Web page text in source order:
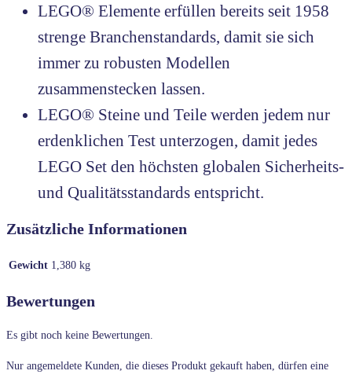
LEGO® Elemente erfüllen bereits seit 1958
strenge Branchenstandards, damit sie sich
immer zu robusten Modellen
zusammenstecken lassen.
LEGO® Steine und Teile werden jedem nur
erdenklichen Test unterzogen, damit jedes
LEGO Set den höchsten globalen Sicherheits-
und Qualitätsstandards entspricht.
Zusätzliche Informationen
Gewicht 1,380 kg
Bewertungen
Es gibt noch keine Bewertungen.
Nur angemeldete Kunden, die dieses Produkt gekauft haben, dürfen eine